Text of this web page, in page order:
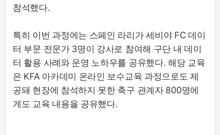
참석했다.
특히 이번 과정에는 스페인 라리가 세비야 FC 데이
터 부문 전문가 3명이 강사로 참여해 구단 내 데이
터 활용 사례와 운영 노하우를 공유했다. 해당 교육
은 KFA 아카데미 온라인 보수교육 과정으로도 제
공돼 현장에 참석하지 못한 축구 관계자 800명에
게도 교육 내용을 공유했다.